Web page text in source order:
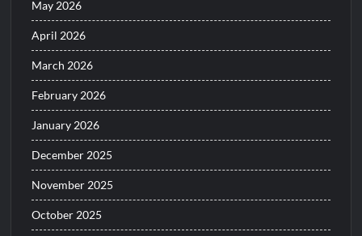
May 2026
April 2026
March 2026
February 2026
January 2026
December 2025
November 2025
October 2025